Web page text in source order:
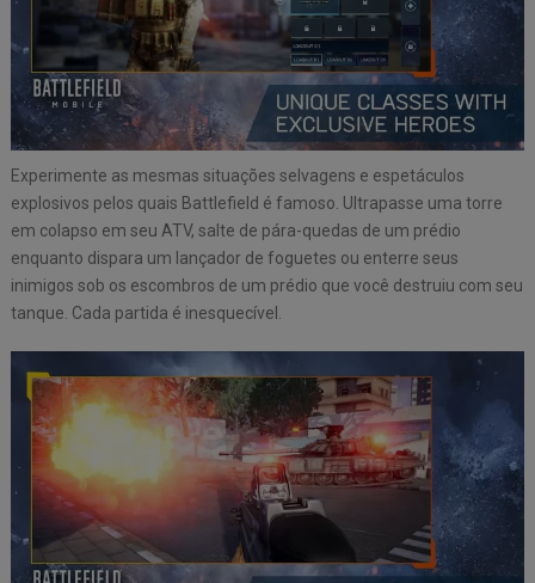
Experimente as mesmas situações selvagens e espetáculos
explosivos pelos quais Battlefield é famoso. Ultrapasse uma torre
em colapso em seu ATV, salte de pára-quedas de um prédio
enquanto dispara um lançador de foguetes ou enterre seus
inimigos sob os escombros de um prédio que você destruiu com seu
tanque. Cada partida é inesquecível.